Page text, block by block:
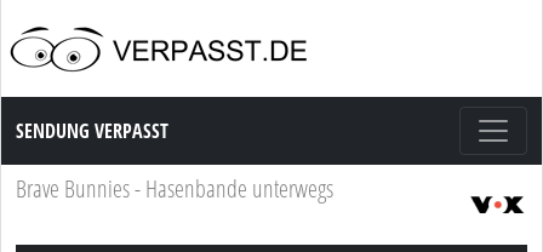
Sendung Verpasst
SENDUNG VERPASST
Brave Bunnies - Hasenbande unterwegs